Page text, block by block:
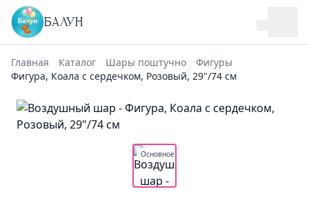
БАЛУН
Главная Каталог Шары поштучно
Фигуры
Фигура, Коала с сердечком, Розовый, 29"/74 см
Основное